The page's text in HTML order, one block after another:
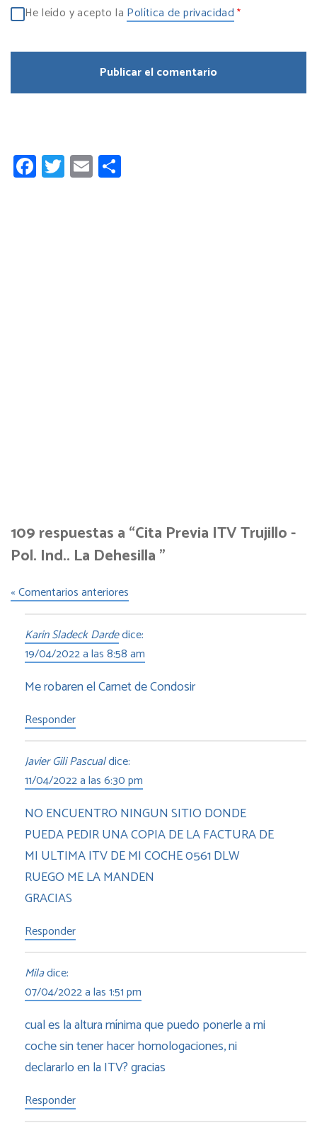
He leído y acepto la Política de privacidad *
Facebook
Twitter
Email
109 respuestas a “Cita Previa ITV Trujillo -
Pol. Ind.. La Dehesilla ”
« Comentarios anteriores
Karin Sladeck Dardedice:
19/04/2022 a las 8:58 am
Me robaren el Carnet de Condosir
Responder
Javier Gili Pascualdice:
11/04/2022 a las 6:30 pm
NO ENCUENTRO NINGUN SITIO DONDE
PUEDA PEDIR UNA COPIA DE LA FACTURA DE
MI ULTIMA ITV DE MI COCHE 0561 DLW
RUEGO ME LA MANDEN
GRACIAS
Responder
Miladice:
07/04/2022 a las 1:51 pm
cual es la altura mínima que puedo ponerle a mi
coche sin tener hacer homologaciones, ni
declararlo en la ITV? gracias
Responder